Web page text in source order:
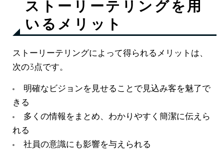
ストーリーテリングを用
いるメリット
ストーリーテリングによって得られるメリットは、
次の3点です。
明確なビジョンを見せることで見込み客を魅了で
きる
多くの情報をまとめ、わかりやすく簡潔に伝えら
れる
社員の意識にも影響を与えられる